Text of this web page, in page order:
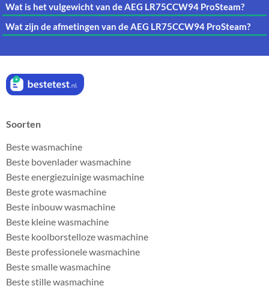
Wat is het vulgewicht van de AEG LR75CCW94 ProSteam?
Wat zijn de afmetingen van de AEG LR75CCW94 ProSteam?
Soorten
Beste wasmachine
Beste bovenlader wasmachine
Beste energiezuinige wasmachine
Beste grote wasmachine
Beste inbouw wasmachine
Beste kleine wasmachine
Beste koolborstelloze wasmachine
Beste professionele wasmachine
Beste smalle wasmachine
Beste stille wasmachine